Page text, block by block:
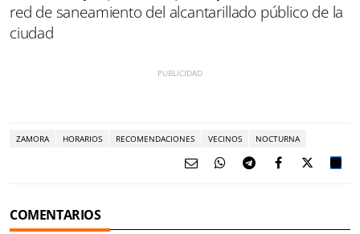
red de saneamiento del alcantarillado público de la
ciudad
ZAMORA HORARIOS RECOMENDACIONES VECINOS NOCTURNA
COMENTARIOS